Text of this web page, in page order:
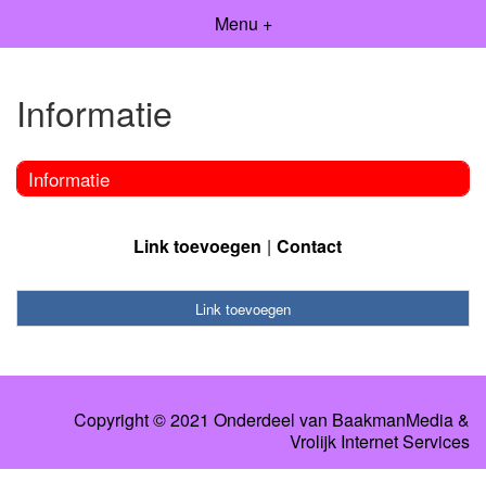
Menu +
Informatie
Informatie
Link toevoegen Contact
Link toevoegen
Copyright © 2021 Onderdeel van BaakmanMedia&
Vrolijk Internet Services